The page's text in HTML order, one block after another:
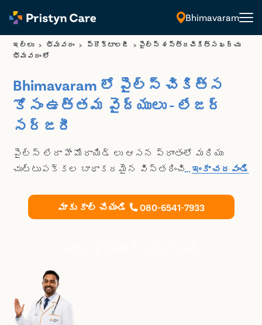
తెలుగు
Bhimavaram
ఇల్లు > భీమవరం > ప్రొక్టాలజీ > పైల్స్ శస్త్రచికిత్స ఖర్చు
భీమవరం లో
Bhimavaram లో పైల్స్ చికిత్స
కోసం ఉత్తమ వైద్యులు - లేజర్
సర్జరీ
పైల్స్ లేదా హేమోరాయిడ్ లు ఆసన ప్రాంతంలో మరియు
చుట్టుపక్కల బాధాకరమైన విస్తరించిన రక్త
పైల్స్ చికిత్స యొక్క ఉత్తమ ప్రొవైడర్ లలో
ఒకటి, ఇది సురక్షితమైనది మరియు సరసమైనది.
... ఇంకా చదవండి
మాకు కాల్ చేయండి 080-6541-7933